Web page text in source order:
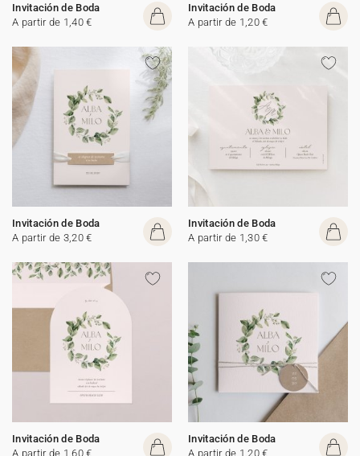
Invitación de Boda
A partir de 1,40 €
Invitación de Boda
A partir de 1,20 €
Invitación de Boda
A partir de 3,20 €
Invitación de Boda
A partir de 1,30 €
Invitación de Boda
A partir de 1,60 €
Invitación de Boda
A partir de 1,20 €